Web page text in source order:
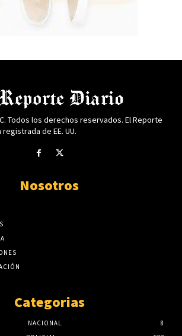
Todos los derechos reservados. El Reporte
de EE. UU.
Nosotros
Categorias
NACIONAL
8